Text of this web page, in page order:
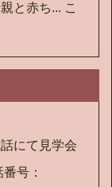
と赤ち... こ
にて見学会
号：